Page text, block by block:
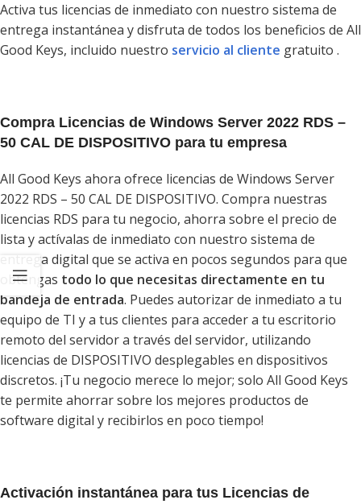
Activa tus licencias de inmediato con nuestro sistema de
entrega instantánea y disfruta de todos los beneficios de All
Good Keys, incluido nuestro servicio al cliente gratuito .
Compra Licencias de Windows Server 2022 RDS –
50 CAL DE DISPOSITIVO para tu empresa
All Good Keys ahora ofrece licencias de Windows Server
2022 RDS – 50 CAL DE DISPOSITIVO. Compra nuestras
licencias RDS para tu negocio, ahorra sobre el precio de
lista y actívalas de inmediato con nuestro sistema de
entrega digital que se activa en pocos segundos para que
obtengas todo lo que necesitas directamente en tu
bandeja de entrada. Puedes autorizar de inmediato a tu
equipo de TI y a tus clientes para acceder a tu escritorio
remoto del servidor a través del servidor, utilizando
licencias de DISPOSITIVO desplegables en dispositivos
discretos. ¡Tu negocio merece lo mejor; solo All Good Keys
te permite ahorrar sobre los mejores productos de
software digital y recibirlos en poco tiempo!
Activación instantánea para tus Licencias de